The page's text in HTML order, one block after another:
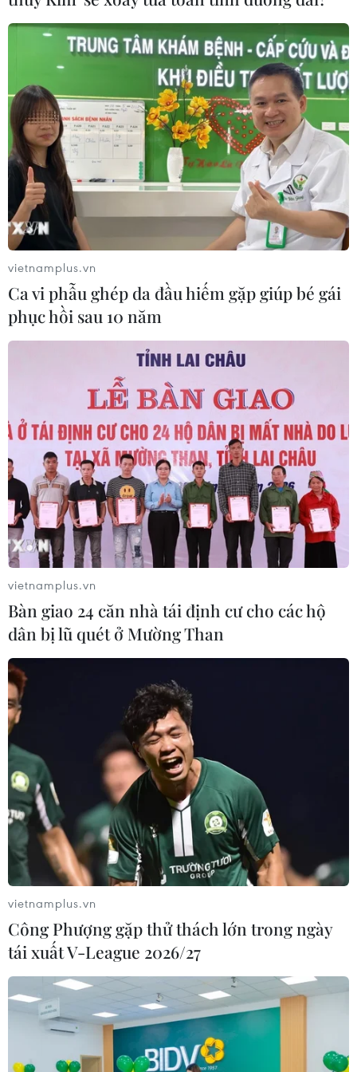
vietnamplus.vn
Ca vi phẫu ghép da đầu hiếm gặp giúp bé gái
phục hồi sau 10 năm
vietnamplus.vn
Bàn giao 24 căn nhà tái định cư cho các hộ
dân bị lũ quét ở Mường Than
vietnamplus.vn
Công Phượng gặp thử thách lớn trong ngày
tái xuất V-League 2026/27